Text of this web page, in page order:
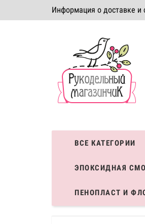
Информация о доставке и
Система скидок
ВСЕ КАТЕГОРИИ
ЭПОКСИДНАЯ
ПЕНОПЛАСТ И